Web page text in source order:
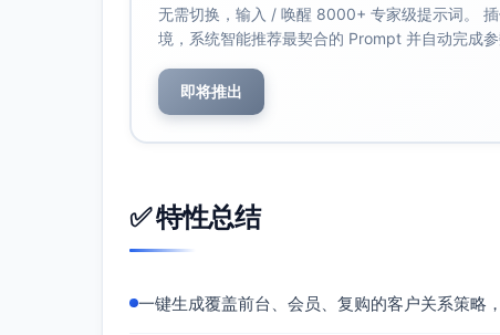
满意度：周中商务客NPS提升≥10分；
财务：积分成本占房费≤1.5%，带动周
忠诚度提升策略
会员权益设计
子发票极速通道。
等级匹配与快线：对目标企业差旅人群
分层倍增：基础会员×1.5倍，高等级会
无需切换，输入 / 唤醒 8000+ 专家级提示词。
境，系统智能推荐最契合的 Prompt 并自动完成
即将推出
✅ 特性总结
一键生成覆盖前台、会员、复购的客户关系策略